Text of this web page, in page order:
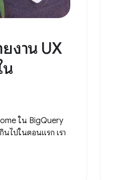
ยงาน UX
น
ใน BigQuery
นไปในตอนแรก เรา